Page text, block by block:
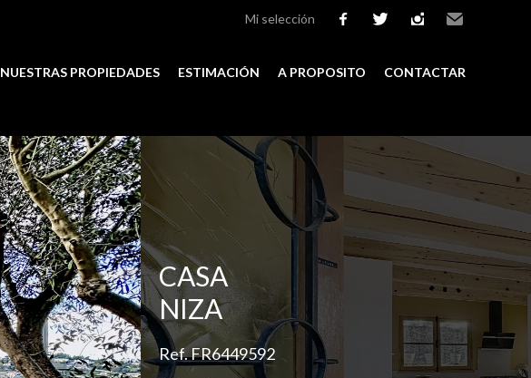
Mi selección
NUESTRAS PROPIEDADES ESTIMACIÓN A PROPOSITO CONTACTAR
Add to selection
CASA
NIZA
Ref. FR6449592